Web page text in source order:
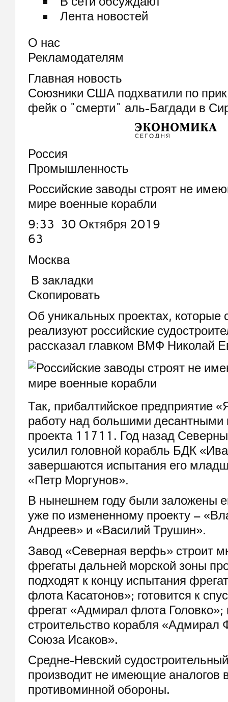
Лента новостей
О нас
Рекламодателям
Главная новость
Союзники США подхватили по
фейк о "смерти" аль-Багдади в
Россия
Промышленность
Российские заводы строят не
мире военные корабли
9:33 30 Октября 2019
63
Москва
В закладки
Скопировать
Об уникальных проектах, которые
реализуют российские
рассказал главком ВМФ Николай
Так, прибалтийское предприятие
работу над большими десантными
проекта 11711. Год назад
усилил головной корабль БДК
завершаются испытания его
«Петр Моргунов».
В нынешнем году были заложены
уже по измененному проекту –
Андреев» и «Василий Трушин».
Завод «Северная верфь» строит
фрегаты дальней морской зоны
подходят к концу испытания
флота Касатонов»; готовится к
фрегат «Адмирал флота Головко»;
строительство корабля «Адмирал
Союза Исаков».
Средне-Невский
производит не имеющие аналогов
противоминной обороны.